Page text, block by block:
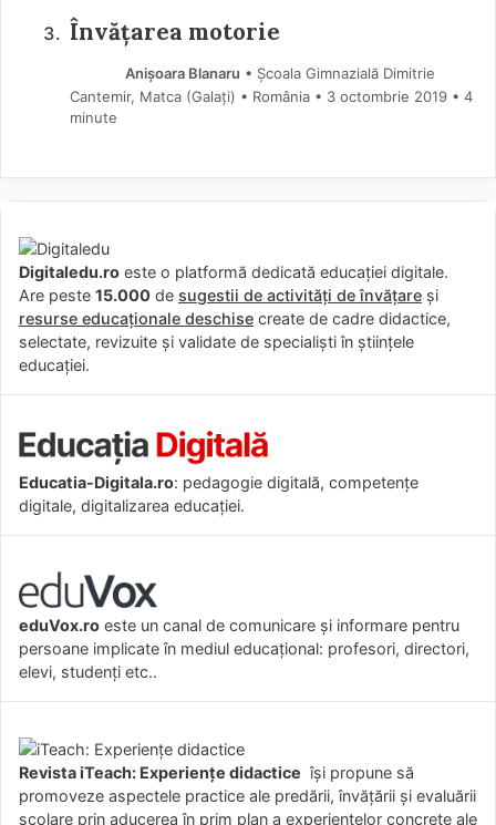
Învățarea motorie
Anișoara Blanaru • Școala Gimnazială Dimitrie
Cantemir, Matca (Galaţi) • România
3 octombrie 2019 • 4
minute
Digitaledu.ro este o platformă dedicată educației digitale.
Are peste 15.000 de sugestii de activități de învățare și
resurse educaționale deschise create de cadre didactice,
selectate, revizuite și validate de specialiști în științele
educației.
Educatia-Digitala.ro: pedagogie digitală, competențe
digitale, digitalizarea educației.
eduVox.ro este un canal de comunicare și informare pentru
persoane implicate în mediul educațional: profesori, directori,
elevi, studenți etc..
Revista iTeach: Experienţe didactice îşi propune să
promoveze aspectele practice ale predării, învăţării şi evaluării
şcolare prin aducerea în prim plan a experienţelor concrete ale